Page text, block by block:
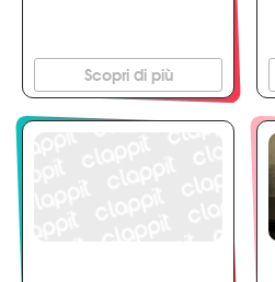
Scopri di più